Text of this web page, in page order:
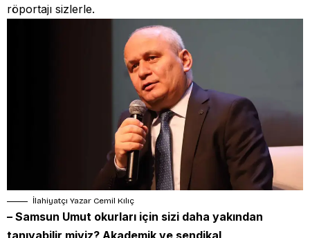
röportajı sizlerle.
İlahiyatçı Yazar Cemil Kılıç
– Samsun Umut okurları için sizi daha yakından